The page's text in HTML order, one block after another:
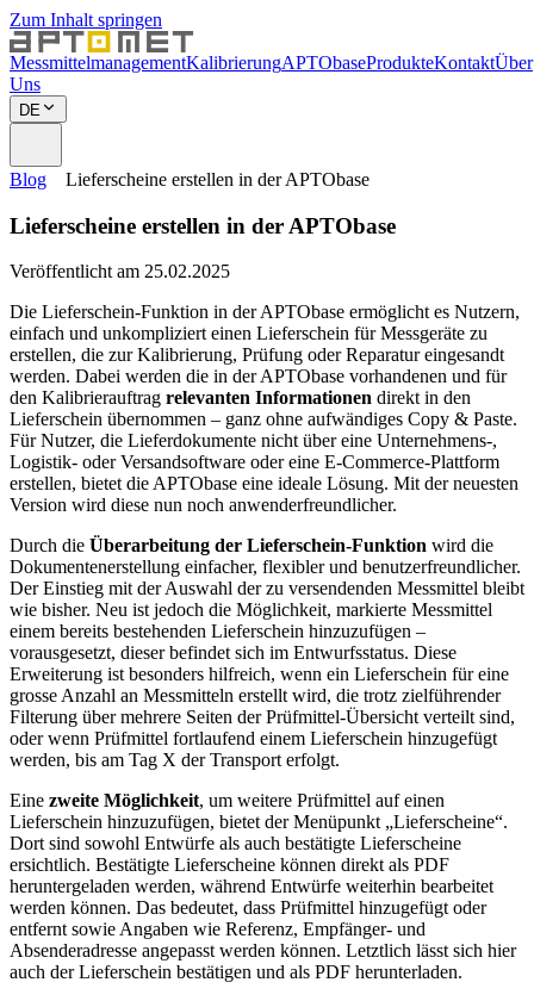
Zum Inhalt springen
MessmittelmanagementKalibrierungAPTObaseProdukteKontaktÜber
Uns
DE
Blog Lieferscheine erstellen in der APTObase
Lieferscheine erstellen in der APTObase
Veröffentlicht am 25.02.2025
Die Lieferschein-Funktion in der APTObase ermöglicht es Nutzern,
einfach und unkompliziert einen Lieferschein für Messgeräte zu
erstellen, die zur Kalibrierung, Prüfung oder Reparatur eingesandt
werden. Dabei werden die in der APTObase vorhandenen und für
den Kalibrierauftrag relevanten Informationen direkt in den
Lieferschein übernommen – ganz ohne aufwändiges Copy & Paste.
Für Nutzer, die Lieferdokumente nicht über eine Unternehmens-,
Logistik- oder Versandsoftware oder eine E-Commerce-Plattform
erstellen, bietet die APTObase eine ideale Lösung. Mit der neuesten
Version wird diese nun noch anwenderfreundlicher.
Durch die Überarbeitung der Lieferschein-Funktion wird die
Dokumentenerstellung einfacher, flexibler und benutzerfreundlicher.
Der Einstieg mit der Auswahl der zu versendenden Messmittel bleibt
wie bisher. Neu ist jedoch die Möglichkeit, markierte Messmittel
einem bereits bestehenden Lieferschein hinzuzufügen –
vorausgesetzt, dieser befindet sich im Entwurfsstatus. Diese
Erweiterung ist besonders hilfreich, wenn ein Lieferschein für eine
grosse Anzahl an Messmitteln erstellt wird, die trotz zielführender
Filterung über mehrere Seiten der Prüfmittel-Übersicht verteilt sind,
oder wenn Prüfmittel fortlaufend einem Lieferschein hinzugefügt
werden, bis am Tag X der Transport erfolgt.
Eine zweite Möglichkeit, um weitere Prüfmittel auf einen
Lieferschein hinzuzufügen, bietet der Menüpunkt „Lieferscheine“.
Dort sind sowohl Entwürfe als auch bestätigte Lieferscheine
ersichtlich. Bestätigte Lieferscheine können direkt als PDF
heruntergeladen werden, während Entwürfe weiterhin bearbeitet
werden können. Das bedeutet, dass Prüfmittel hinzugefügt oder
entfernt sowie Angaben wie Referenz, Empfänger- und
Absenderadresse angepasst werden können. Letztlich lässt sich hier
auch der Lieferschein bestätigen und als PDF herunterladen.